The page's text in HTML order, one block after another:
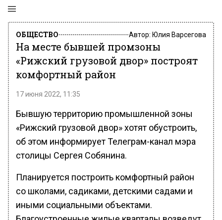
ОБЩЕСТВО Автор: Юлия Варсегова
На месте бывшей промзоны
«Рижский грузовой двор» построят
комфортный район
17 июня 2022, 11:35
Бывшую территорию промышленной зоны
«Рижский грузовой двор» хотят обустроить,
об этом информирует Телеграм-канал мэра
столицы Сергея Собянина.
Планируется построить комфортный район
со школами, садиками, детскими садами и
иными социальными объектами.